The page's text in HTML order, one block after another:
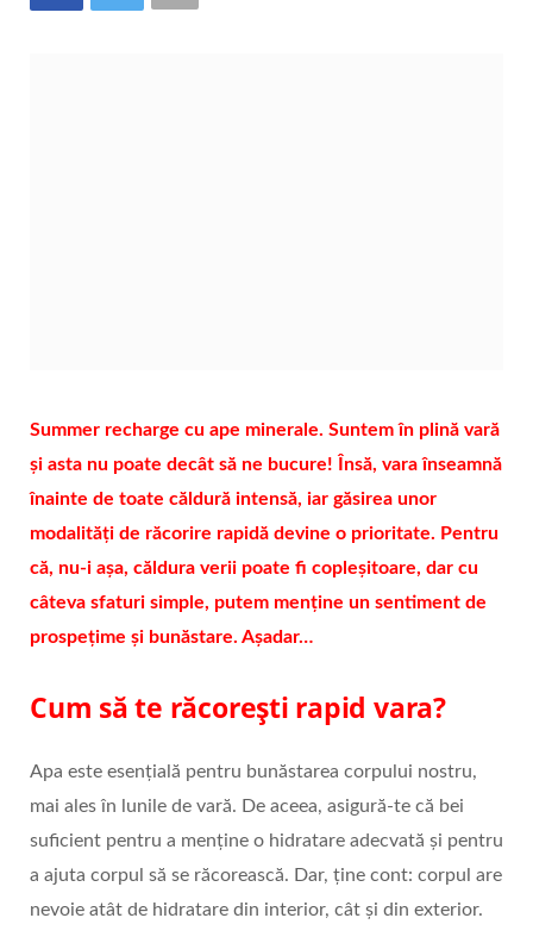
Summer recharge cu ape minerale. Suntem în plină vară
și asta nu poate decât să ne bucure! Însă, vara înseamnă
înainte de toate căldură intensă, iar găsirea unor
modalități de răcorire rapidă devine o prioritate. Pentru
că, nu-i așa, căldura verii poate fi copleșitoare, dar cu
câteva sfaturi simple, putem menține un sentiment de
prospețime și bunăstare. Așadar…
Cum să te răcorești rapid vara?
Apa este esențială pentru bunăstarea corpului nostru,
mai ales în lunile de vară. De aceea, asigură-te că bei
suficient pentru a menține o hidratare adecvată și pentru
a ajuta corpul să se răcorească. Dar, ține cont: corpul are
nevoie atât de hidratare din interior, cât și din exterior.